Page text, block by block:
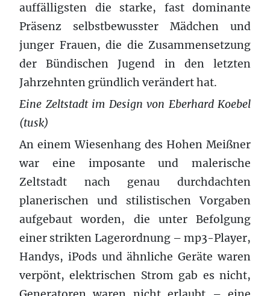
auffälligsten die starke, fast dominante
Präsenz selbstbewusster Mädchen und
junger Frauen, die die Zusammensetzung
der Bündischen Jugend in den letzten
Jahrzehnten gründlich verändert hat.
Eine Zeltstadt im Design von Eberhard Koebel
(tusk)
An einem Wiesenhang des Hohen Meißner
war eine imposante und malerische
Zeltstadt nach genau durchdachten
planerischen und stilistischen Vorgaben
aufgebaut worden, die unter Befolgung
einer strikten Lagerordnung – mp3-Player,
Handys, iPods und ähnliche Geräte waren
verpönt, elektrischen Strom gab es nicht,